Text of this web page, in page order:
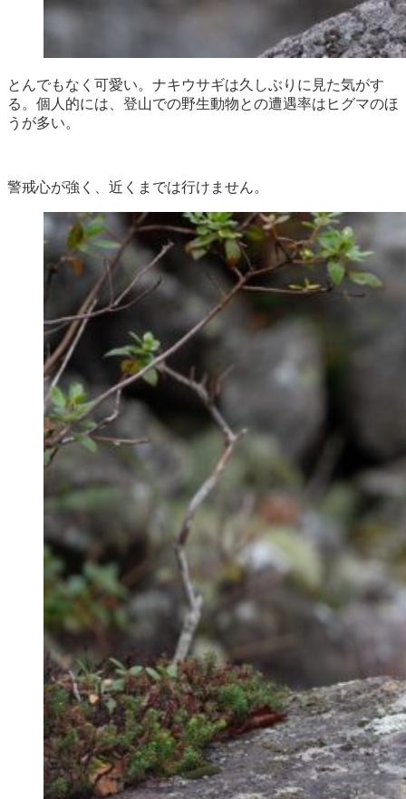
とんでもなく可愛い。ナキウサギは久しぶりに見た気がす
る。個人的には、登山での野生動物との遭遇率はヒグマのほ
うが多い。
警戒心が強く、近くまでは行けません。